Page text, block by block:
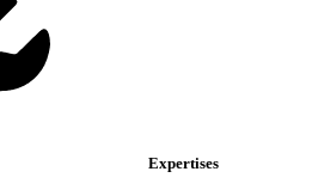
Expertises